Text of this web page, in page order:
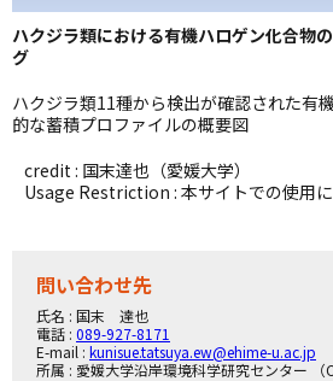
ハクジラ類における有機ハロゲン化合物
グ
ハクジラ類11種から検出が確認された有
的な蓄積プロファイルの概要図
credit : 国末達也（愛媛大学）
Usage Restriction : 本サイトでの使用
問い合わせ先
氏名 : 国末 達也
電話 : 089-927-8171
E-mail : kunisue.tatsuya.ew@ehime-u.ac.jp
所属 : 愛媛大学沿岸環境科学研究センター （